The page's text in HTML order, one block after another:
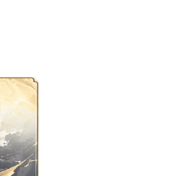
富奖励！点击下面按钮马上下载